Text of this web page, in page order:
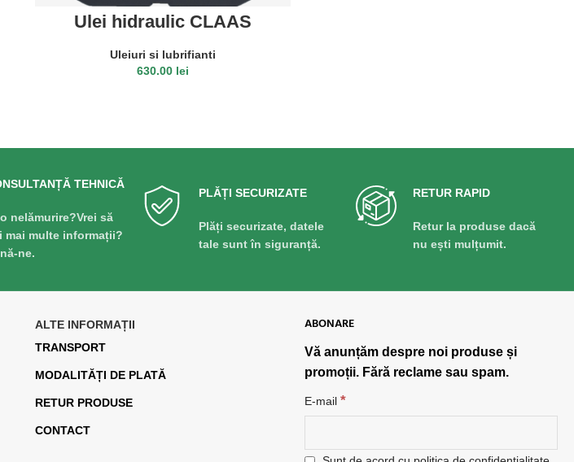
Ulei hidraulic CLAAS
Uleiuri si lubrifianti
630.00 lei
TEHNICĂ
nelămurire?Vrei să
mai multe informații?
ne.
PLĂȚI SECURIZATE
Plăți securizate, datele
tale sunt în siguranță.
RETUR RAPID
Retur la produse dacă
nu ești mulțumit.
ALTE INFORMAȚII
TRANSPORT
MODALITĂȚI DE PLATĂ
RETUR PRODUSE
CONTACT
ABONARE
Vă anunțăm despre noi produse și
promoții. Fără reclame sau spam.
E-mail *